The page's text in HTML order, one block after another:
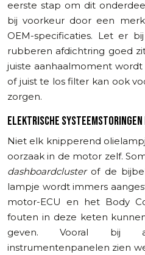
eerste stap om dit
bij voorkeur door een
OEM-specificaties. Let er
rubberen afdichtring goed
juiste aanhaalmoment wordt
of juist te los filter kan ook
zorgen.
ELEKTRISCHE
Niet elk knipperend
oorzaak in de motor zelf.
dashboardclusterof de
lampje wordt immers
motor-ECU en het Body
fouten in deze keten
geven. Vooral bij
instrumentenpanelen zien